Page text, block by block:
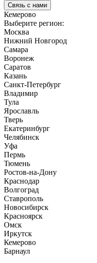
Связь с нами
Кемерово
Выберите регион:
Москва
Нижний Новгород
Самара
Воронеж
Саратов
Казань
Санкт-Петербург
Владимир
Тула
Ярославль
Тверь
Екатеринбург
Челябинск
Уфа
Пермь
Тюмень
Ростов-на-Дону
Краснодар
Волгоград
Ставрополь
Новосибирск
Красноярск
Омск
Иркутск
Кемерово
Барнаул